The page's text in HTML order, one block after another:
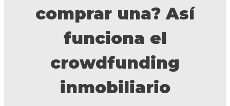
comprar una? Así
funciona el
crowdfunding
inmobiliario